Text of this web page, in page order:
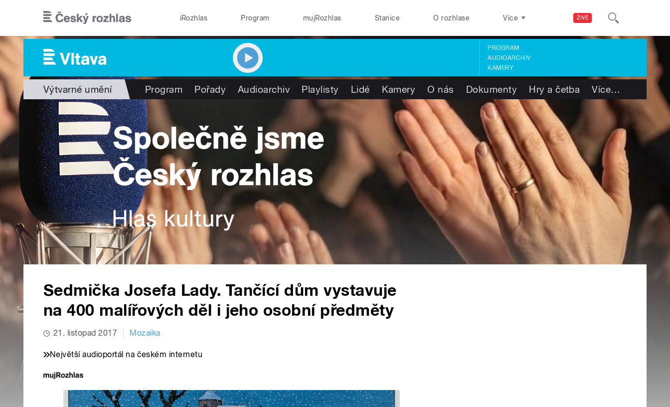
ŽIVĚ
iRozhlas Program mujRozhlas Stanice O rozhlase Více
PROGRAM
AUDIOARCHIV
KAMERY
Výtvarné umění Program Pořady Audioarchiv Playlisty Lidé Kamery O nás Dokumenty Hry a četba Více…
Sedmička Josefa Lady. Tančící dům vystavuje
na 400 malířových děl i jeho osobní předměty
21. listopad 2017 Mozaika
Největší audioportál na českém internetu